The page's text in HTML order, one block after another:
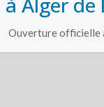
Ouverture officielle